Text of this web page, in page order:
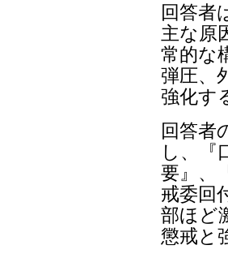
回答者
主な原
常的な
弾圧、
強化す
回答者
し、『
要』、
戒委回
部ほど
懲戒と